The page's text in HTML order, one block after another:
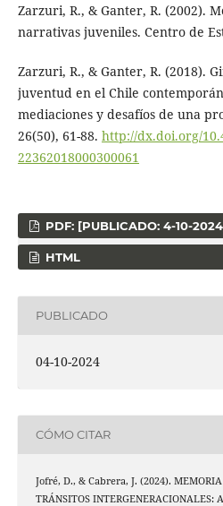
Zarzuri, R., & Ganter, R. (2002).
narrativas juveniles. Centro de
Zarzuri, R., & Ganter, R. (2018).
juventud en el Chile
mediaciones y desafíos de una
26(50), 61-88. http://dx.doi.org/
22362018000300061
PDF: [PUBLICADO: 4-10-
HTML
PUBLICADO
04-10-2024
CÓMO CITAR
Jofré, D., & Cabrera, J. (2024).
TRÁNSITOS INTERGENERACIONALES: